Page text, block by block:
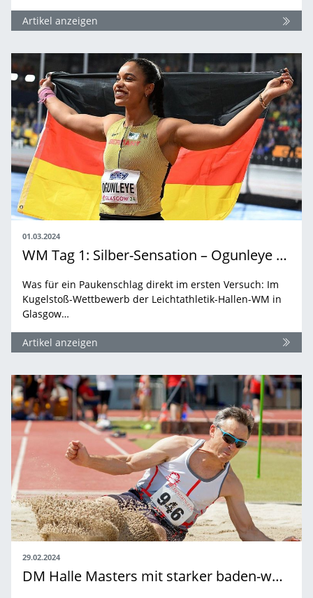
Artikel anzeigen
01.03.2024
WM Tag 1: Silber-Sensation – Ogunleye wird Vize-Weltmeisterin
Was für ein Paukenschlag direkt im ersten Versuch: Im
Kugelstoß-Wettbewerb der Leichtathletik-Hallen-WM in
Glasgow…
Artikel anzeigen
29.02.2024
DM Halle Masters mit starker baden-württembergischer Beteiligung